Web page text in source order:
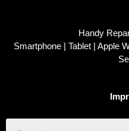
Handy
Smartphone | Tablet | Apple